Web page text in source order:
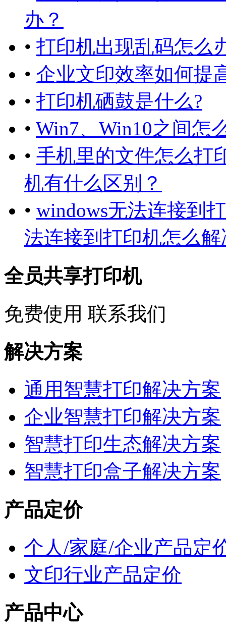
办？
• 打印机出现乱码怎么
• 企业文印效率如何提
• 打印机硒鼓是什么?
• Win7、Win10之间怎
• 手机里的文件怎么打
机有什么区别？
• windows无法连接到
法连接到打印机怎么解
全员共享打印机
免费使用 联系我们
解决方案
通用智慧打印解决方案
企业智慧打印解决方案
智慧打印生态解决方案
智慧打印盒子解决方案
产品定价
个人/家庭/企业产品定
文印行业产品定价
产品中心